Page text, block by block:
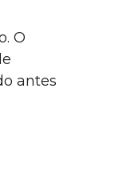
O
antes